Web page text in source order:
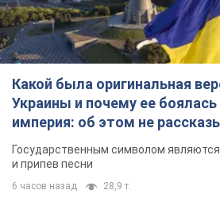
Какой была оригинальная
Украины и почему ее боялась
империя: об этом не
Государственным символом
и припев песни
6 часов назад 28,9 т.